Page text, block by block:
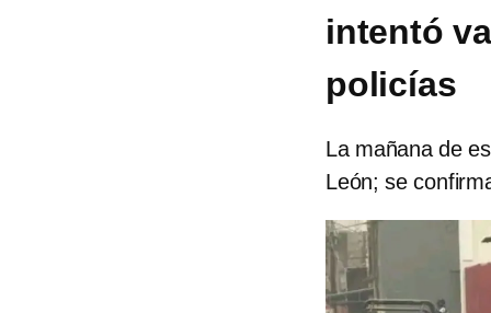
intentó
policías
La mañana de
León; se